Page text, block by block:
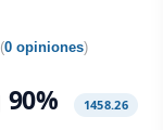
(0 opiniones)
1458.26